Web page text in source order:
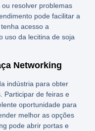
resolver problemas
pode facilitar a
acesso a
uso da lecitina de soja
Networking
indústria para obter
Participar de feiras e
oportunidade para
melhor as opções
pode abrir portas e